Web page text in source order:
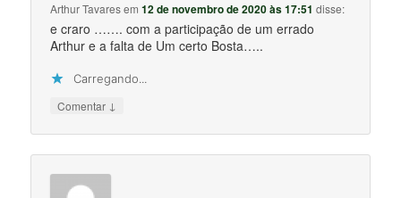
Arthur Tavaresem12 de novembro de 2020 às 17:51 disse:
e craro ……. com a participação de um errado
Arthur e a falta de Um certo Bosta…..
Carregando...
Comentar ↓